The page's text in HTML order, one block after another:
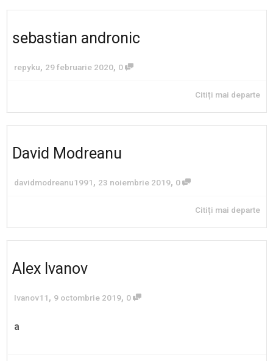
sebastian andronic
repyku, 29 februarie 2020, 0
Citiți mai departe
David Modreanu
davidmodreanu1991, 23 noiembrie 2019, 0
Citiți mai departe
Alex Ivanov
Ivanov11, 9 octombrie 2019, 0
a